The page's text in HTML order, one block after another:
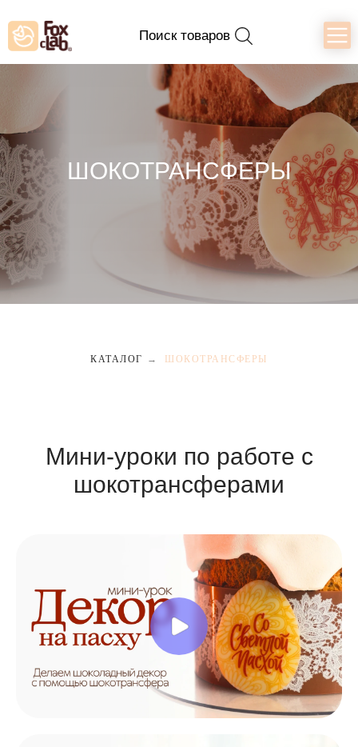
Поиск товаров
ШОКОТРАНСФЕРЫ
КАТАЛОГ → ШОКОТРАНСФЕРЫ
Мини-уроки по работе с
шокотрансферами